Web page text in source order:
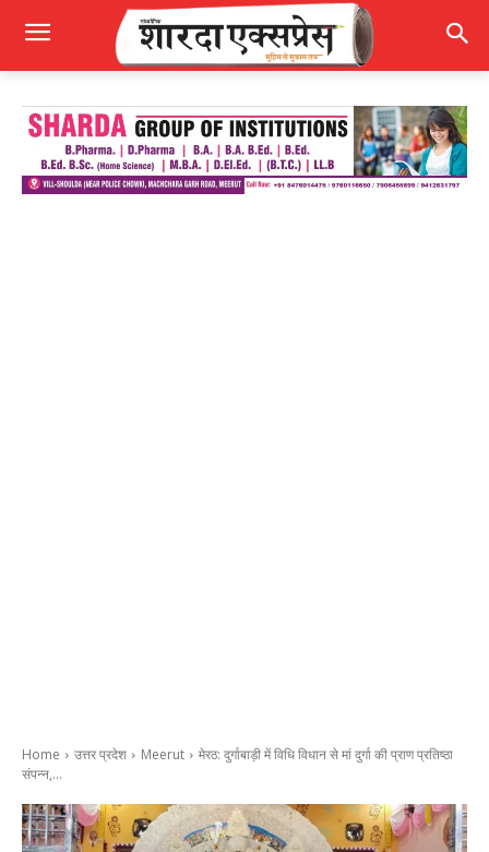
Home उत्तर प्रदेश Meerut
मेरठ: दुर्गाबाड़ी में विधि विधान से मां दुर्गा की प्राण प्रतिष्ठा
संपन्न,...